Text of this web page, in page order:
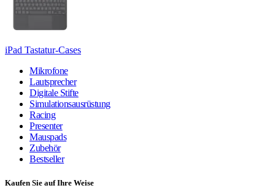
iPad Tastatur-Cases
Mikrofone
Lautsprecher
Digitale Stifte
Simulationsausrüstung
Racing
Presenter
Mauspads
Zubehör
Bestseller
Kaufen Sie auf Ihre Weise